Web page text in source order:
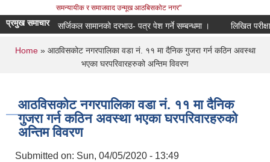
समन्यायीक र समाजवाद उन्मूख आठबिसकोट नगर"
प्रमुख समाचारसर्जिकल सामानको दरभाउ- पत्र पेश गर्ने सम्बन्धमा । लिखित परीक्षाको
You are here
Home» आठविसकोट नगरपालिका वडा नं. ११ मा दैनिक गुजरा गर्न कठिन अवस्था
भएका घरपरिवारहरुको अन्तिम विवरण
आठविसकोट नगरपालिका वडा नं. ११ मा दैनिक
गुजरा गर्न कठिन अवस्था भएका घरपरिवारहरुको
अन्तिम विवरण
Submitted on: Sun, 04/05/2020 - 13:49